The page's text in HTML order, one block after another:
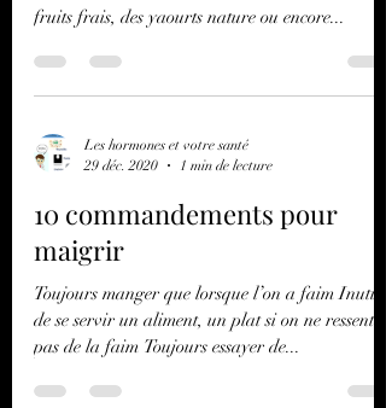
Il est possible de maigrir en consommant avec
modération certains aliments sucrés comme des
Les hormones et votre santé
29 déc. 2020
1 min de lecture
10 commandements pour
maigrir
Toujours manger que lorsque l’on a faim Inutile
de se servir un aliment, un plat si on ne ressent